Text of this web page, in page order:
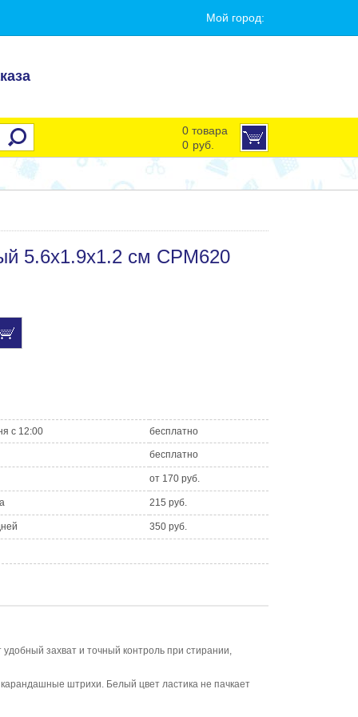
Мой город:
0 товара
0 руб.
5.6х1.9х1.2 см CPM620
с 12:00 бесплатно
бесплатно
от 170 руб.
215 руб.
350 руб.
захват и точный контроль при стирании,
штрихи. Белый цвет ластика не пачкает